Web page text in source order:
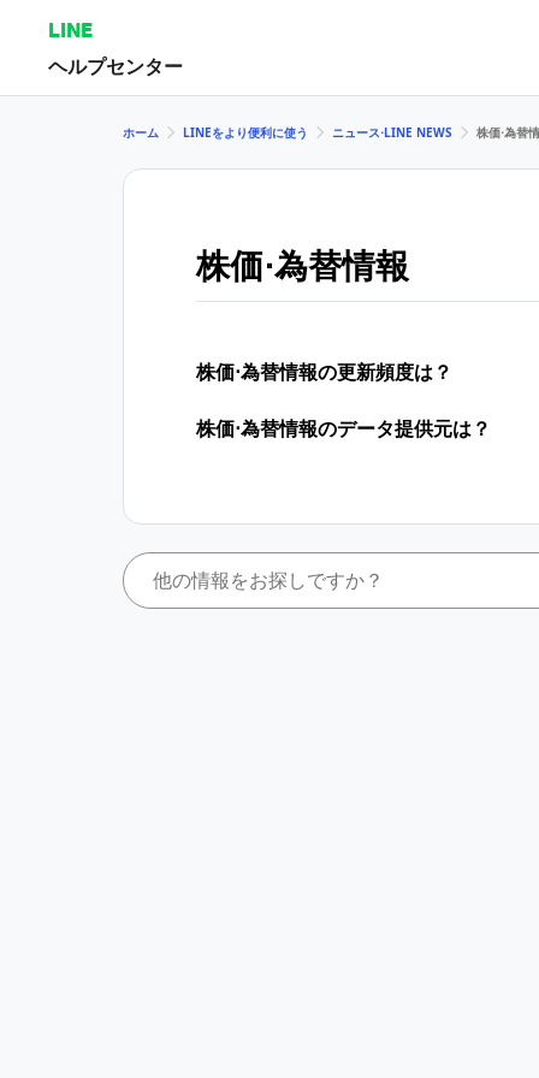
LINE
ヘルプセンター
ホーム LINEをより便利に使う ニュース⋅LINE NEWS 株価⋅為替
株価⋅為替情報
株価⋅為替情報の更新頻度は？
株価⋅為替情報のデータ提供元は？